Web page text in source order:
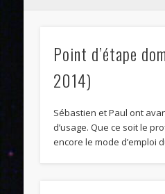
Point d’étape
2014)
Sébastien et Paul ont
d’usage. Que ce soit le
encore le mode d’emploi